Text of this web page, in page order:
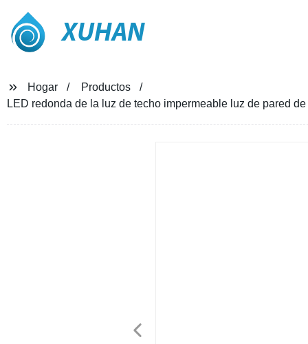
XUHAN
Hogar
Productos
LED redonda de la luz de techo impermeable luz de pared